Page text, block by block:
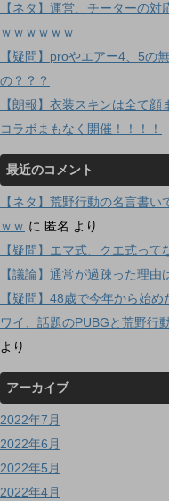
【ネタ】運営、チーターの
ｗｗｗｗｗｗ
【疑問】proやエアー4、5の
の？？？
【朗報】衣装スキンは全て
コラボまもなく開催！！！！
最近のコメント
【ネタ】荒野行動の名言書
ｗｗ に 匿名 より
【疑問】エマ式、クエ式って
【議論】通常が過疎った理
【疑問】48歳で今年から始
ワイ、話題のPUBGと荒野行
より
アーカイブ
2022年7月
2022年6月
2022年5月
2022年4月